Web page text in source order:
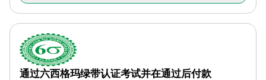
通过六西格玛绿带认证考试并在通过后付款